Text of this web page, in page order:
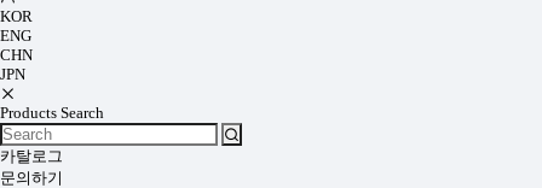
KOR
ENG
CHN
JPN
Products Search
카탈로그
문의하기